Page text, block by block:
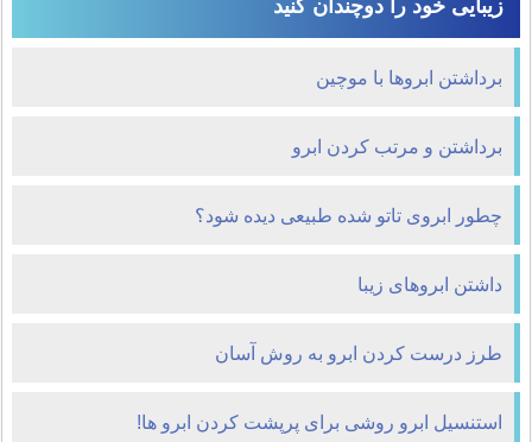
زیبایی خود را دوچندان کنید
برداشتن ابروها با موچین
برداشتن و مرتب کردن ابرو
چطور ابروی تاتو شده طبیعی دیده شود؟
داشتن ابروهای زیبا
طرز درست کردن ابرو به روش آسان
استنسیل ابرو روشی برای پرپشت کردن ابرو ها!